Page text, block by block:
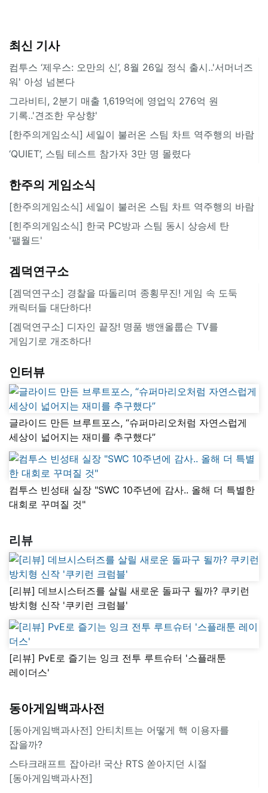
최신 기사
컴투스 ‘제우스: 오만의 신’, 8월 26일 정식 출시..'서머너즈
워' 아성 넘본다
그라비티, 2분기 매출 1,619억에 영업익 276억 원
기록..'견조한 우상향'
[한주의게임소식] 세일이 불러온 스팀 차트 역주행의 바람
‘QUIET’, 스팀 테스트 참가자 3만 명 몰렸다
한주의 게임소식
[한주의게임소식] 세일이 불러온 스팀 차트 역주행의 바람
[힌주의게임소식] 한국 PC방과 스팀 동시 상승세 탄
'팰월드'
겜덕연구소
[겜덕연구소] 경찰을 따돌리며 종횡무진! 게임 속 도둑
캐릭터들 대단하다!
[겜덕연구소] 디자인 끝장! 명품 뱅앤올룹슨 TV를
게임기로 개조하다!
인터뷰
글라이드 만든 브루트포스, “슈퍼마리오처럼 자연스럽게
세상이 넓어지는 재미를 추구했다”
컴투스 빈성태 실장 "SWC 10주년에 감사.. 올해 더 특별한
대회로 꾸며질 것"
리뷰
[리뷰] 데브시스터즈를 살릴 새로운 돌파구 될까? 쿠키런
방치형 신작 '쿠키런 크럼블'
[리뷰] PvE로 즐기는 잉크 전투 루트슈터 '스플래툰
레이더스'
동아게임백과사전
[동아게임백과사전] 안티치트는 어떻게 핵 이용자를
잡을까?
스타크래프트 잡아라! 국산 RTS 쏟아지던 시절
[동아게임백과사전]